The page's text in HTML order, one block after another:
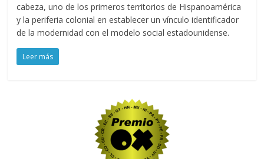
cabeza, uno de los primeros territorios de Hispanoamérica
y la periferia colonial en establecer un vínculo identificador
de la modernidad con el modelo social estadounidense.
Leer más